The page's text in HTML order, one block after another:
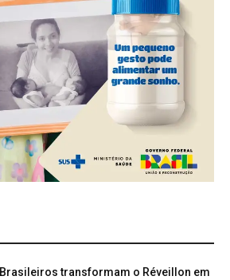
Brasileiros transformam o Réveillon em